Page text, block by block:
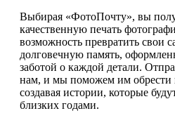
Выбирая «ФотоПочту», вы
качественную печать
возможность превратить свои
долговечную память,
заботой о каждой детали.
нам, и мы поможем им обрести
создавая истории, которые
близких годами.